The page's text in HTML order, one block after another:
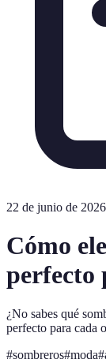
22 de junio de 2026
Cómo
perfecto
¿No sabes qué
perfecto para cada
#sombreros#moda#